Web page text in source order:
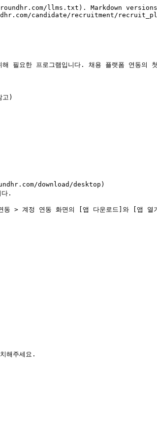
llms.txt). Markdown
candidate/recruitment/
필요한 프로그램입니다. 채용 플랫폼 연동
)
download/desktop)
.
계정 연동 화면의 [앱 다운로드]와 [앱
해주세요.